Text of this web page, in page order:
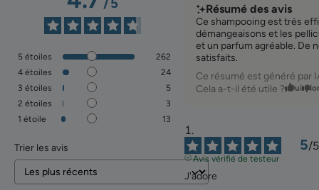
5 étoiles
262
4 étoiles
24
3 étoiles
5
2 étoiles
3
1 étoile 13
Trier les avis
Résumé des avis
Ce shampooing est très
démangeaisons et les
et un parfum agréable. De
satisfaits.
Ce résumé est généré par
Cela a-t-il été utile ? Oui
5/5
Avis vérifié de testeur
J'adore